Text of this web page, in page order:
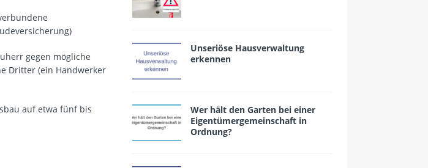
gegen mögliche
Dritter (ein Handwerker
auf etwa fünf bis
Unseriöse Hausverwaltung
erkennen
Wer hält den Garten bei einer
Eigentümergemeinschaft in
Ordnung?